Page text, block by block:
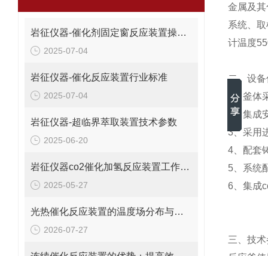
岩征仪器-催化剂固定窗反应装置操作使用
2025-07-04
岩征仪器-催化反应装置行业标准
2025-07-04
岩征仪器-超临界萃取装置技术参数
2025-06-20
岩征仪器co2催化加氢反应装置工作原理、典型应用
2025-05-27
光热催化反应装置的温度场分布与均匀性调控
2026-07-27
金属及
系统、
计温度
二、设
1、釜体
2、集成
3、采用
4、配套
5、系统
6、集成
三、技